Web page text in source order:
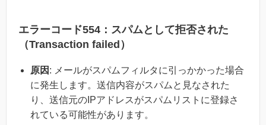
エラーコード554：スパムとして拒否された
（Transaction failed）
原因 : メールがスパムフィルタに引っかかった場合
に発生します。送信内容がスパムと見なされた
り、送信元のIPアドレスがスパムリストに登録さ
れている可能性があります。